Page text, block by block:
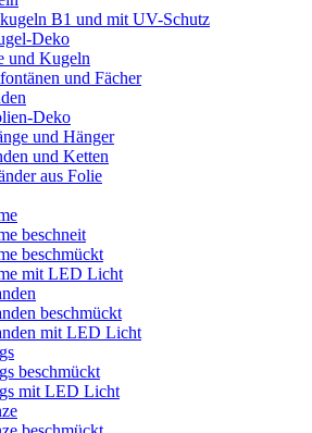
B1 und mit UV-Schutz
Deko
und Kugeln
und Fächer
Deko
und Hänger
und Ketten
aus Folie
beschneit
beschmückt
mit LED Licht
beschmückt
mit LED Licht
beschmückt
mit LED Licht